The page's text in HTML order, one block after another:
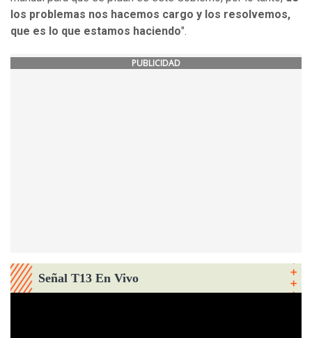
los problemas nos hacemos cargo y los resolvemos,
que es lo que estamos haciendo".
PUBLICIDAD
Señal T13 En Vivo